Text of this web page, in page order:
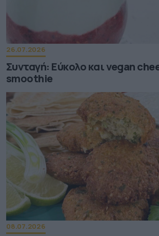
26.07.2026
Συνταγή: Εύκολο και vegan
smoothie
08.07.2026